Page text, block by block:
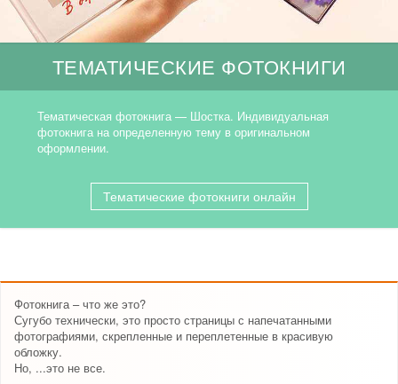
ТЕМАТИЧЕСКИЕ ФОТОКНИГИ
Тематическая фотокнига — Шостка. Индивидуальная
фотокнига на определенную тему в оригинальном
оформлении.
Тематические фотокниги онлайн
Фотокнига – что же это?
Сугубо технически, это просто страницы с напечатанными
фотографиями, скрепленные и переплетенные в красивую
обложку.
Но, ...это не все.